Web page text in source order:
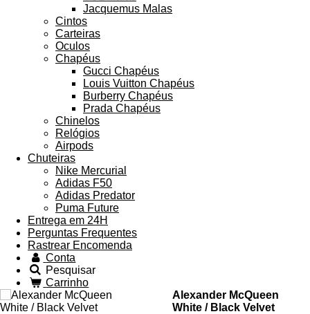
Jacquemus Malas
Cintos
Carteiras
Oculos
Chapéus
Gucci Chapéus
Louis Vuitton Chapéus
Burberry Chapéus
Prada Chapéus
Chinelos
Relógios
Airpods
Chuteiras
Nike Mercurial
Adidas F50
Adidas Predator
Puma Future
Entrega em 24H
Perguntas Frequentes
Rastrear Encomenda
Conta
Pesquisar
Carrinho
Alexander McQueen
White / Black Velvet